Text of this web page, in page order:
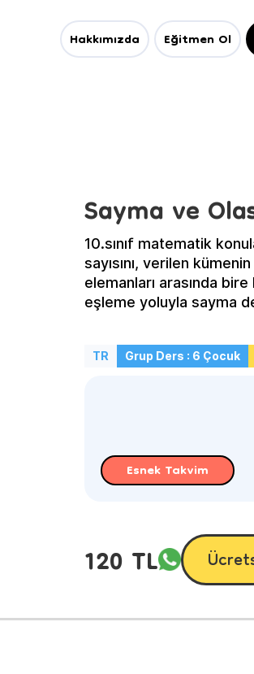
Hakkımızda Eğitmen Ol
Sayma ve
10.sınıf matematik
sayısını, verilen
elemanları arasında
eşleme yoluyla sayma
TR Grup Ders : 6 Çocuk
Esnek Takvim
120 TL